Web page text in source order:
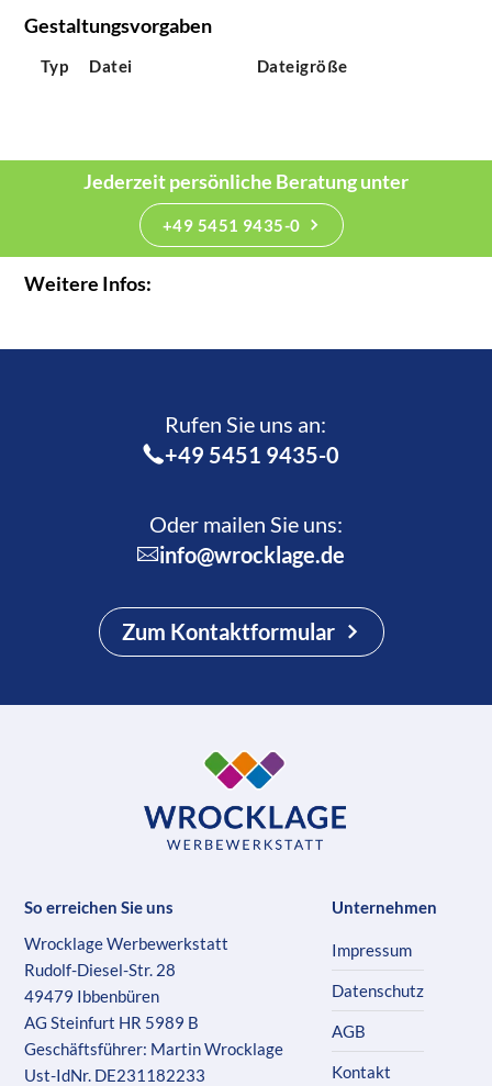
Gestaltungsvorgaben
Typ Datei Dateigröße
Jederzeit persönliche Beratung unter
+49 5451 9435-0
Weitere Infos:
Rufen Sie uns an:­
+49 5451 9435-0
Oder mailen Sie uns:
info@wrocklage.de
Zum Kontaktformular
So erreichen Sie uns
Wrocklage Werbewerkstatt
Rudolf-Diesel-Str. 28
49479 Ibbenbüren
AG Steinfurt HR 5989 B
Geschäftsführer: Martin Wrocklage
Ust-IdNr. DE231182233
Unternehmen
Impressum
Datenschutz
AGB
Kontakt